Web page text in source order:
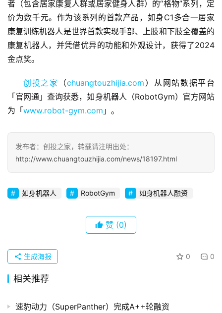
资
报
道
商
察
创
企
业
牌
购
组
公
注册
投稿
者（包含居家康复人群或居家健身人群）的“格物”系列，定
价为数千元。作为该系列的首款产品，如身C1多合一居家
康复训练机器人是世界首款实现手部、上肢和下肢全覆盖的
康复机器人，并凭借优异的功能和外观设计，获得了2024
金点奖。
创投之家 （chuangtouzhijia.com ）从网站数据平台
「官网通」查询获悉，如身机器人（RobotGym）官方网站
为「www.robot-gym.com 」。
发布者：创投之家，转载请注明出处：
http://www.chuangtouzhijia.com/news/18197.html
如身机器人 RobotGym 如身机器人融资
赞 (0)
0 0
生成海报
相关推荐
速豹动力（SuperPanther）完成A++轮融资